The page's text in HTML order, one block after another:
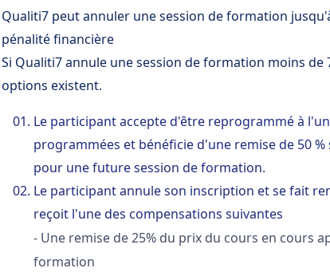
Qualiti7 peut annuler une session de formation
pénalité financière
Si Qualiti7 annule une session de formation moins
options existent.
Le participant accepte d'être reprogrammé à
programmées et bénéficie d'une remise de 50
pour une future session de formation.
Le participant annule son inscription et se fait
reçoit l'une des compensations suivantes
- Une remise de 25% du prix du cours en cours
formation